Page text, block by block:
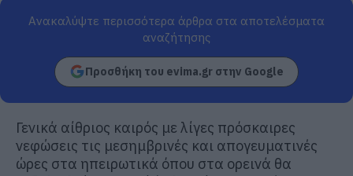
Ανακαλύψτε περισσότερα άρθρα στα αποτελέσματα
αναζήτησης
Προσθήκη του evima.gr στην Google
Γενικά αίθριος καιρός με λίγες πρόσκαιρες
νεφώσεις τις μεσημβρινές και απογευματινές
ώρες στα ηπειρωτικά όπου στα ορεινά θα